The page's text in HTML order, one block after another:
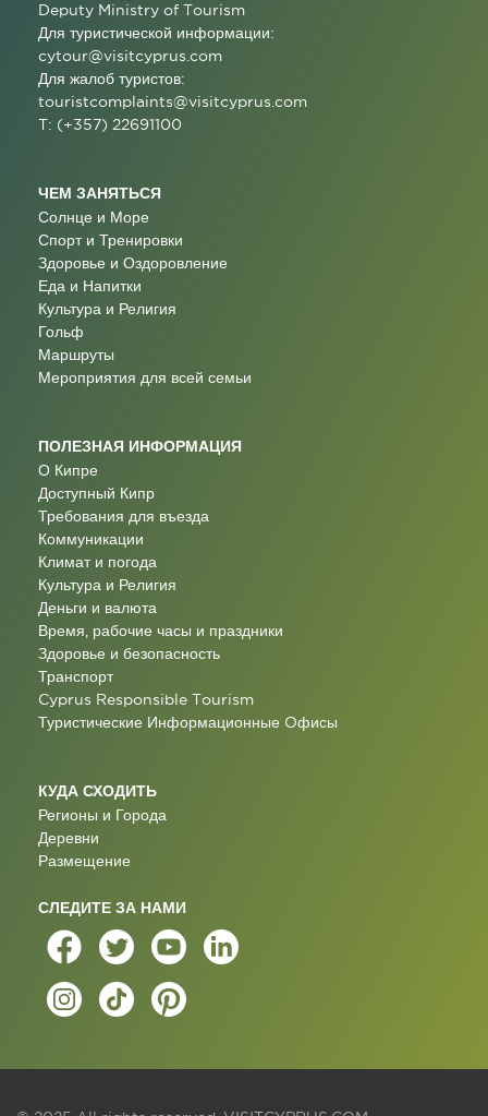
Deputy Ministry of Tourism
Для туристической информации:
cytour@visitcyprus.com
Для жалоб туристов:
touristcomplaints@visitcyprus.com
T: (+357) 22691100
ЧЕМ ЗАНЯТЬСЯ
Солнце и Море
Спорт и Тренировки
Здоровье и Оздоровление
Еда и Напитки
Культура и Религия
Гольф
Маршруты
Мероприятия для всей семьи
ПОЛЕЗНАЯ ИНФОРМАЦИЯ
О Кипре
Доступный Кипр
Требования для въезда
Коммуникации
Климат и погода
Культура и Религия
Деньги и валюта
Время, рабочие часы и праздники
Здоровье и безопасность
Транспорт
Cyprus Responsible Tourism
Туристические Информационные Oфисы
КУДА СХОДИТЬ
Регионы и Города
Деревни
Размещение
СЛЕДИТЕ ЗА НАМИ